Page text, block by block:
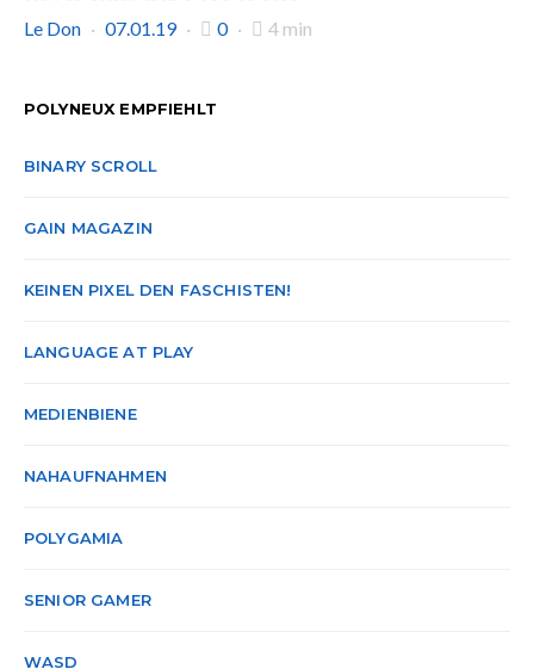
Le Don
07.01.19 0 4 min
POLYNEUX EMPFIEHLT
BINARY SCROLL
GAIN MAGAZIN
KEINEN PIXEL DEN FASCHISTEN!
LANGUAGE AT PLAY
MEDIENBIENE
NAHAUFNAHMEN
POLYGAMIA
SENIOR GAMER
WASD